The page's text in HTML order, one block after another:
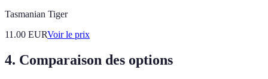
Tasmanian Tiger
11.00 EURVoir le prix
4. Comparaison des options